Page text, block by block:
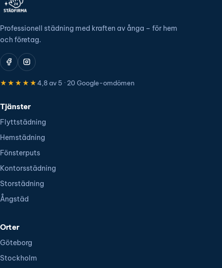
Professionell städning med kraften av ånga – för hem
och företag.
★★★★★4,8 av 5 · 20 Google-omdömen
Tjänster
Flyttstädning
Hemstädning
Fönsterputs
Kontorsstädning
Storstädning
Ångstäd
Orter
Göteborg
Stockholm